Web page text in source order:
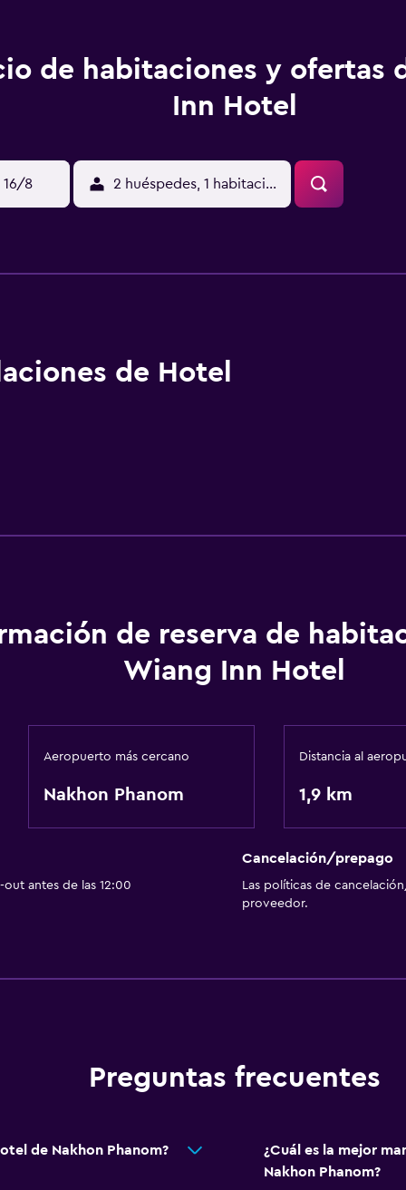
de habitaciones y ofertas
Inn Hotel
16/8 2 huéspedes, 1 habitación
de Hotel
de reserva de
Wiang Inn Hotel
Aeropuerto más cercano
Nakhon Phanom
Distancia al
1,9 km
antes de las 12:00
Cancelación/prepago
Las políticas de
proveedor.
Preguntas frecuentes
de Nakhon Phanom?
¿Cuál es la mejor
Nakhon Phanom?